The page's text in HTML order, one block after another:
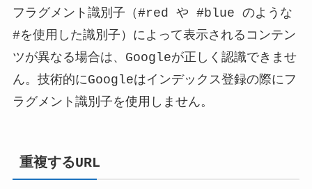
フラグメント識別子（#red や #blue のような
#を使用した識別子）によって表示されるコンテン
ツが異なる場合は、Googleが正しく認識できませ
ん。技術的にGoogleはインデックス登録の際にフ
ラグメント識別子を使用しません。
重複するURL